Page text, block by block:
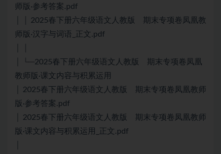
师版·参考答案.pdf
│ │ 2025春下册六年级语文人教版 期末专项卷凤凰教
师版·汉字与词语_正文.pdf
│ └─2025春下册六年级语文人教版 期末专项卷凤凰
教师版·课文内容与积累运用
│ 2025春下册六年级语文人教版 期末专项卷凤凰教师
版·参考答案.pdf
│ 2025春下册六年级语文人教版 期末专项卷凤凰教师
版·课文内容与积累运用_正文.pdf